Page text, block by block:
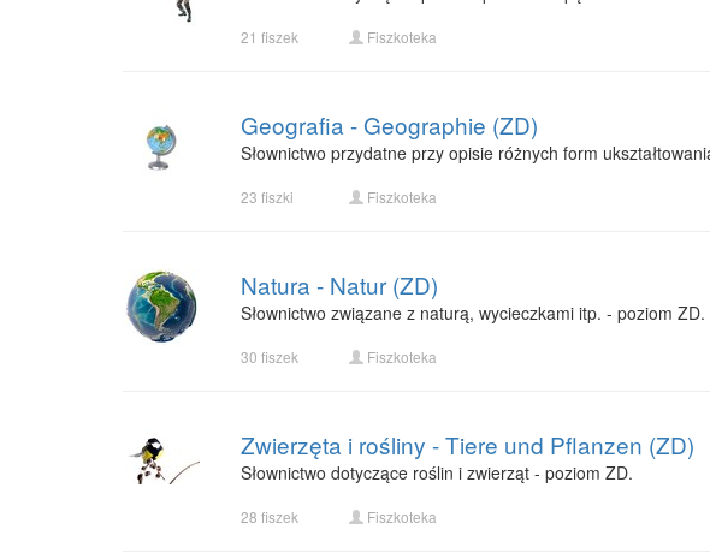
21 fiszek Fiszkoteka
Geografia - Geographie (ZD)
Słownictwo przydatne przy opisie różnych form
23 fiszki Fiszkoteka
Natura - Natur (ZD)
Słownictwo związane z naturą, wycieczkami itp. - poziom ZD.
30 fiszek Fiszkoteka
Zwierzęta i rośliny - Tiere und Pflanzen (ZD)
Słownictwo dotyczące roślin i zwierząt - poziom ZD.
28 fiszek Fiszkoteka